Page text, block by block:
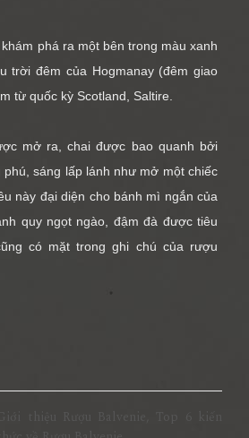
phá ra một bên trong màu xanh
trời đêm của Hogmanay (đêm giao
từ quốc kỳ Scotland, Saltire.
mở ra, chai được bao quanh bởi
phú, sáng lấp lánh như mở một chiếc
này đại diện cho bánh mì ngắn của
quy ngọt ngào, đậm đà được tiêu
có mặt trong ghi chú của rượu